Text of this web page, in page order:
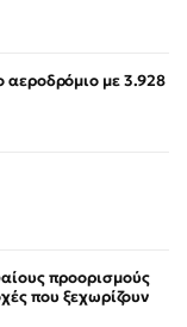
με 3.928
προορισμούς
που ξεχωρίζουν